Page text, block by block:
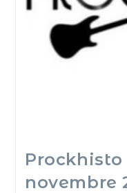
Prockhisto
novembre